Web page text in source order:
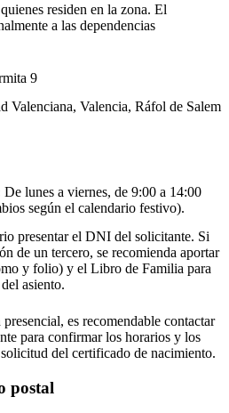
residen en la zona. El
a las dependencias
9
Valenciana, Valencia, Ráfol de Salem
De lunes a viernes, de 9:00 a 14:00
según el calendario festivo).
presentar el DNI del solicitante. Si
de un tercero, se recomienda aportar
y folio) y el Libro de Familia para
asiento.
es recomendable contactar
para confirmar los horarios y los
del certificado de nacimiento.
postal